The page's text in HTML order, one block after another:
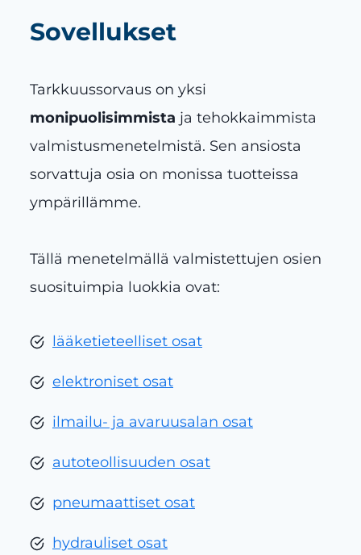
Sovellukset
Tarkkuussorvaus on yksi
monipuolisimmista ja tehokkaimmista
valmistusmenetelmistä. Sen ansiosta
sorvattuja osia on monissa tuotteissa
ympärillämme.
Tällä menetelmällä valmistettujen osien
suosituimpia luokkia ovat:
lääketieteelliset osat
elektroniset osat
ilmailu- ja avaruusalan osat
autoteollisuuden osat
pneumaattiset osat
hydrauliset osat